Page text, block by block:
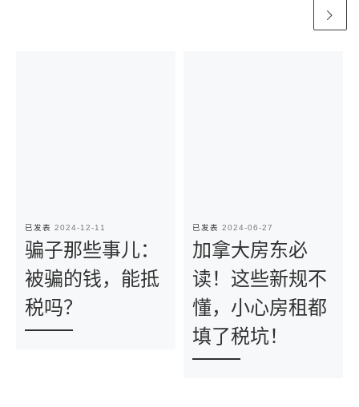
已发表 2024-12-11
骗子那些事儿：
被骗的钱，能抵
税吗？
已发表 2024-06-27
加拿大房东必
读！这些新规不
懂，小心房租都
填了税坑！